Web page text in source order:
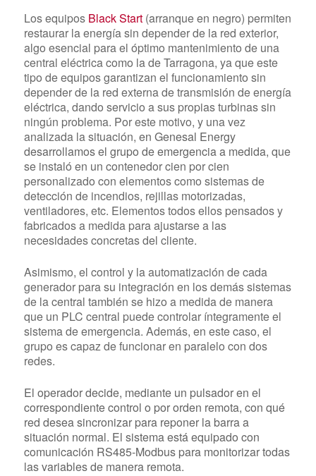
Los equipos Black Start(arranque en negro) permiten
restaurar la energía sin depender de la red exterior,
algo esencial para el óptimo mantenimiento de una
central eléctrica como la de Tarragona, ya que este
tipo de equipos garantizan el funcionamiento sin
depender de la red externa de transmisión de energía
eléctrica, dando servicio a sus propias turbinas sin
ningún problema. Por este motivo, y una vez
analizada la situación, en Genesal Energy
desarrollamos el grupo de emergencia a medida, que
se instaló en un contenedor cien por cien
personalizado con elementos como sistemas de
detección de incendios, rejillas motorizadas,
ventiladores, etc. Elementos todos ellos pensados y
fabricados a medida para ajustarse a las
necesidades concretas del cliente.
Asimismo, el control y la automatización de cada
generador para su integración en los demás sistemas
de la central también se hizo a medida de manera
que un PLC central puede controlar íntegramente el
sistema de emergencia. Además, en este caso, el
grupo es capaz de funcionar en paralelo con dos
redes.
El operador decide, mediante un pulsador en el
correspondiente control o por orden remota, con qué
red desea sincronizar para reponer la barra a
situación normal. El sistema está equipado con
comunicación RS485-Modbus para monitorizar todas
las variables de manera remota.